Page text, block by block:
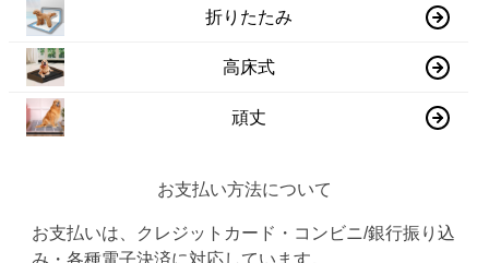
折りたたみ
高床式
頑丈
お支払い方法について
お支払いは、クレジットカード・コンビニ/銀行振り込
み・各種電子決済に対応しています。